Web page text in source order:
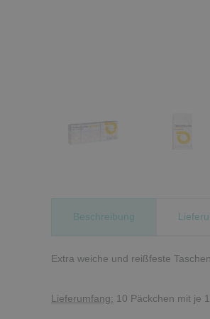
Beschreibung
Extra weiche und reißfeste
Lieferumfang: 10 Päckchen mit je